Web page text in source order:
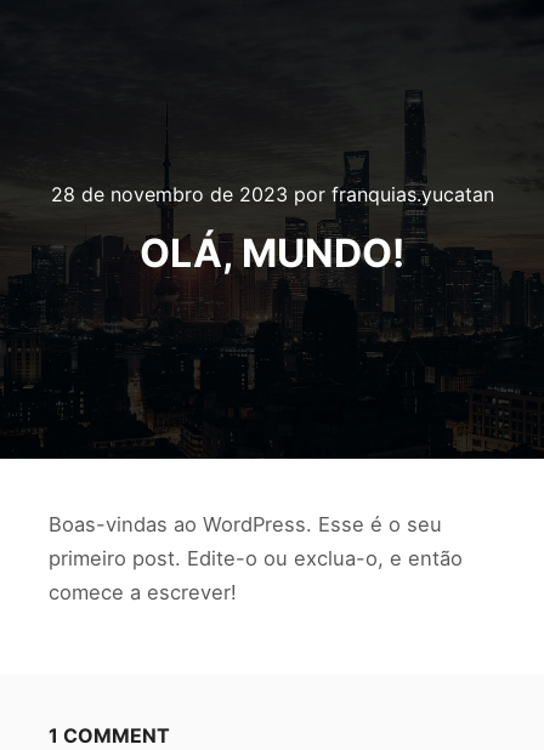
28 de novembro de 2023 por franquias.yucatan
OLÁ, MUNDO!
Boas-vindas ao WordPress. Esse é o seu
primeiro post. Edite-o ou exclua-o, e então
comece a escrever!
1 COMMENT